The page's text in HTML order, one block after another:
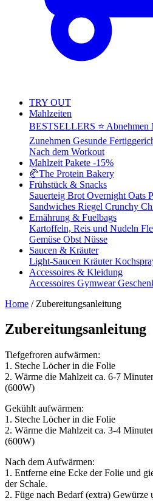
TRY OUT
Mahlzeiten
BESTSELLERS ⭐ Abnehmen
Zunehmen Gesunde
Nach dem Workout
Mahlzeit Pakete -15%
🥐The Protein Bakery
Frühstück & Snacks
Sauerteig Brot Overnight Oats
Sandwiches Riegel Crunchy
Ernährung & Fuelbags
Kartoffeln, Reis und Nudeln
Gemüse Obst Nüsse
Saucen & Kräuter
Light-Saucen Kräuter
Accessoires & Kleidung
Accessoires Gymwear
Home / Zubereitungsanleitung
Zubereitungsanleitung
Tiefgefroren aufwärmen:
1. Steche Löcher in die Folie
2. Wärme die Mahlzeit ca. 6-7
(600W)
Gekühlt aufwärmen:
1. Steche Löcher in die Folie
2. Wärme die Mahlzeit ca. 3-4
(600W)
Nach dem Aufwärmen:
1. Entferne eine Ecke der Folie und
der Schale.
2. Füge nach Bedarf (extra) Gewürze